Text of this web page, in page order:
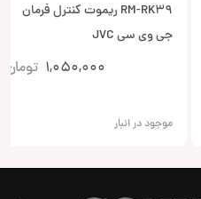
RM-RK39 ریموت کنترل فرمان
جی وی سی JVC
1,050,000 تومان
موجود در انبار